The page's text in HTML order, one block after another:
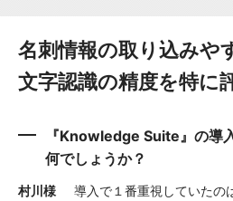
名刺情報の取り込みや
文字認識の精度を特に
『Knowledge Suite』の導
何でしょうか？
村川様 導入で１番重視していたの